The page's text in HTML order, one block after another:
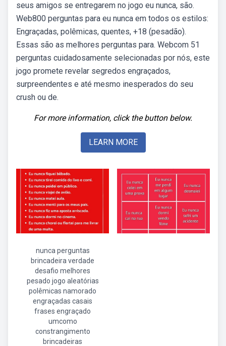
seus amigos se entregarem no jogo eu nunca, são.
Web800 perguntas para eu nunca em todos os estilos:
Engraçadas, polêmicas, quentes, +18 (pesadão).
Essas são as melhores perguntas para. Webcom 51
perguntas cuidadosamente selecionadas por nós, este
jogo promete revelar segredos engraçados,
surpreendentes e até mesmo inesperados do seu
crush ou de.
For more information, click the button below.
LEARN MORE
nunca perguntas
brincadeira verdade
desafio melhores
pesado jogo aleatórias
polêmicas namorado
engraçadas casais
frases engraçado
umcomo
constrangimento
brincadeiras